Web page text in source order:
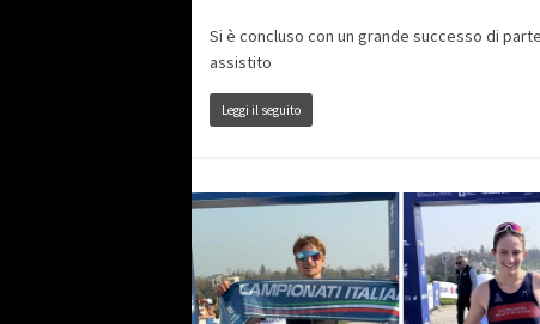
Si è concluso con un grande successo di
assistito
Leggi il seguito